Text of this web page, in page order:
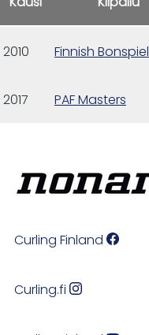
2010 Finnish Bonspiel
2017 PAF Masters
Curling Finland
Curling.fi